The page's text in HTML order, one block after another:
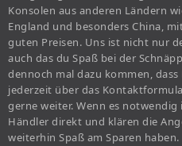
Konsolen aus anderen Ländern
England und besonders China,
guten Preisen. Uns ist nicht nur
auch das du Spaß bei der
dennoch mal dazu kommen,
jederzeit über das
gerne weiter. Wenn es
Händler direkt und klären die
weiterhin Spaß am Sparen haben.